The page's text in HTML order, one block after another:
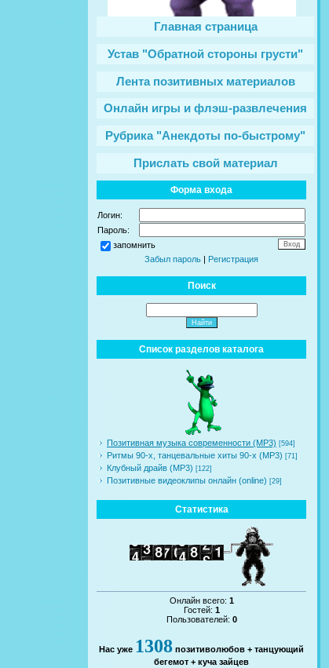
Главная страница
Устав "Обратной стороны грусти"
Лента позитивных материалов
Онлайн игры и флэш-развлечения
Рубрика "Анекдоты по-быстрому"
Прислать свой материал
Форма входа
Логин:
Пароль:
запомнить
Забыл пароль | Регистрация
Поиск
Список разделов каталога
Позитивная музыка современности (MP3) [594]
Ритмы 90-х, танцевальные хиты 90-х (MP3) [71]
Клубный драйв (MP3) [122]
Позитивные видеоклипы онлайн (online) [29]
Статистика
Онлайн всего: 1
Гостей: 1
Пользователей: 0
Нас уже 1308 позитиволюбов + танцующий
бегемот + куча зайцев